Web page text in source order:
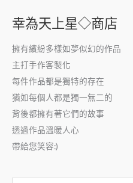
幸為天上星◇商店
擁有繽紛多樣如夢似幻的作品
主打手作客製化
每件作品都是獨特的存在
猶如每個人都是獨一無二的
背後都擁有著它們的故事
透過作品溫暖人心
帶給您笑容:)